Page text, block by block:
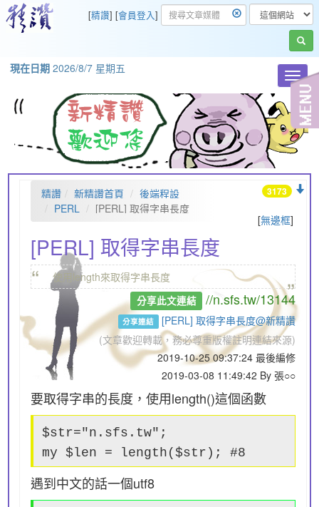
[精讚] [會員登入]
現在日期 2026/8/7 星期五
[無邊框]
精讚 新精讚首頁
後端程設
PERL
[PERL] 取得字串長度
3173
[PERL] 取得字串長度
“ 使用length來取得字串長度 „
分享此文連結 //n.sfs.tw/13144
分享連結
[PERL] 取得字串長度@新精讚
(文章歡迎轉載，務必尊重版權註明連結來源)
2019-10-25 09:37:24 最後編修
2019-03-08 11:49:42 By 張○○
要取得字串的長度，使用length()這個函數
$str="n.sfs.tw";
my $len = length($str); #8
遇到中文的話一個utf8